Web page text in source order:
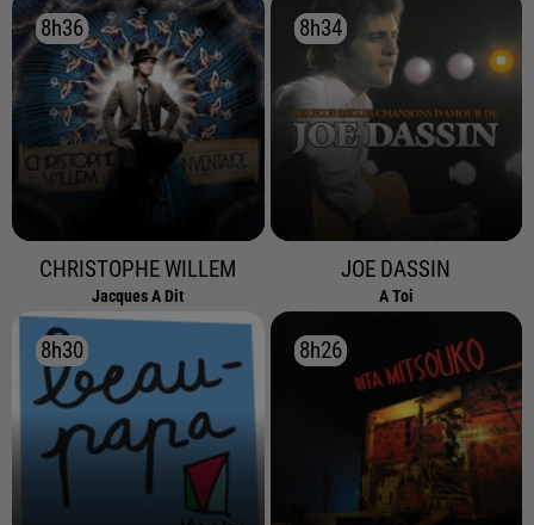
8h36
8h36
CHRISTOPHE WILLEM
Jacques A Dit
8h34
8h34
JOE DASSIN
A Toi
8h30
8h30 8h26
8h26